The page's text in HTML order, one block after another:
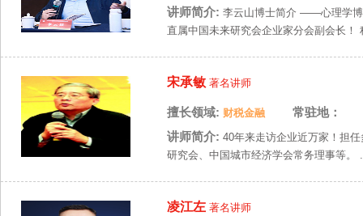
讲师简介: 李云山博士简介 ——心理学博
直属中国未来研究会企业家分会副会长
宋承敏 著名讲师
擅长领域: 财税金融
常驻地：
讲师简介: 40年来走访企业近万家！担
研究会、中国城市经济学会常务理事等。
凌江左 著名讲师